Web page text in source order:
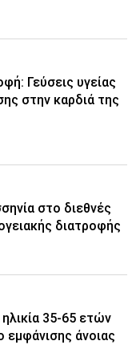
Γεύσεις υγείας
στην καρδιά της
στο διεθνές
διατροφής
35-65 ετών
εμφάνισης άνοιας